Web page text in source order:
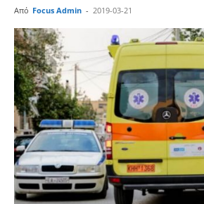
Από Focus Admin - 2019-03-21